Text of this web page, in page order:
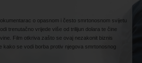
o opasnom i često smrtonosnom svijetu
trenutačno vrijede više od trilijun dolara te čine
Film otkriva zašto se ovaj nezakonit biznis
kako se vodi borba protiv njegova smrtonosnog